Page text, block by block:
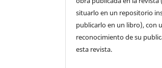
situarlo en un repositorio
publicarlo en un libro), con
reconocimiento de su
esta revista.